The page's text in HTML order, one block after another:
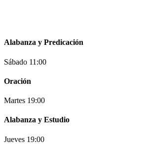
Alabanza y Predicación
Sábado 11:00
Oración
Martes 19:00
Alabanza y Estudio
Jueves 19:00